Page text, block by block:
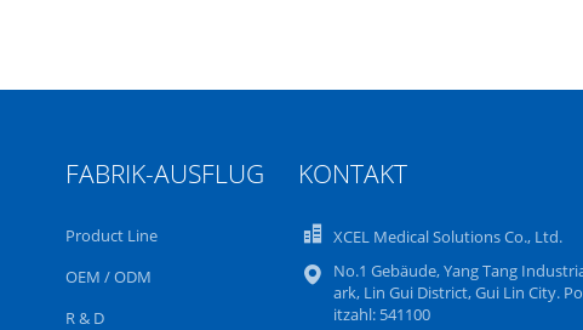
FABRIK-AUSFLUG
Product Line
OEM / ODM
R & D
KONTAKT
XCEL Medical Solutions Co., Ltd.
No.1 Gebäude, Yang Tang
ark, Lin Gui District, Gui Lin City.
itzahl: 541100